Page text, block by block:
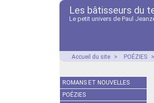
Les bâtisseurs du
Le petit univers de Paul
Accueil du site > POÉZIES >
ROMANS ET NOUVELLES
POÉZIES